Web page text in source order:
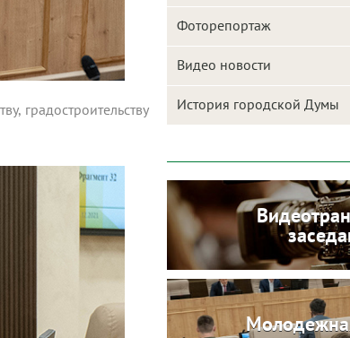
градостроительству
Фоторепортаж
Видео новости
История городской Думы